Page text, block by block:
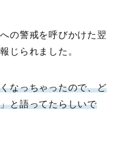
の警戒を呼びかけた翌
じられました。
なっちゃったので、ど
と語ってたらしいで